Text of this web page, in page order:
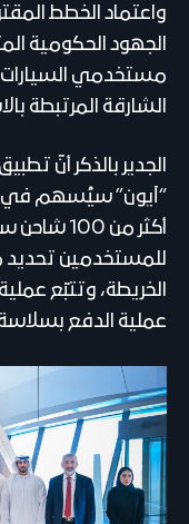
واعتماد الخطط
الجهود الحكومية
مستخدمي السيارات
الشارقة المرتبطة
الجدير بالذكر أنّ
“آيون” سيُسهم في
أكثر من
للمستخدمين
الخريطة، وتتبّع
عملية الدفع